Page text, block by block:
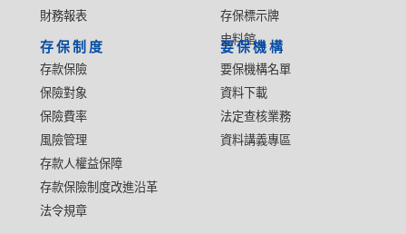
財務報表
存保標示牌
史料館
存保制度
存款保險
保險對象
保險費率
風險管理
存款人權益保障
存款保險制度改進沿革
法令規章
要保機構
要保機構名單
資料下載
法定查核業務
資料講義專區